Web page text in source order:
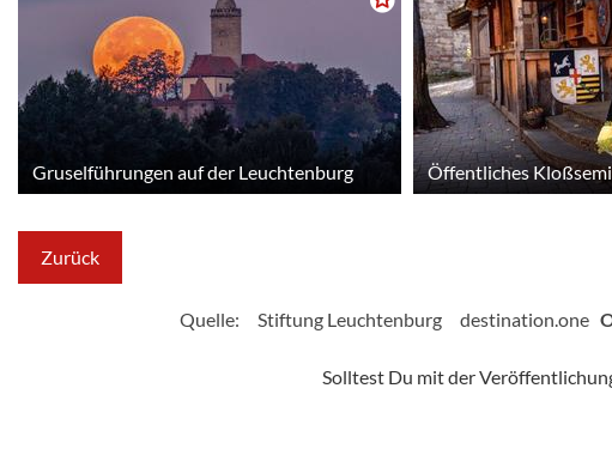
Gruselführungen auf der Leuchtenburg Öffentliches
Zurück
Quelle: Stiftung Leuchtenburg destination.one
Solltest Du mit der